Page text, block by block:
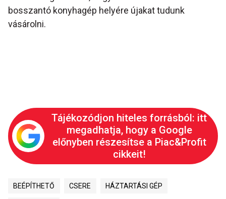
bosszantó konyhagép helyére újakat tudunk
vásárolni.
Tájékozódjon hiteles forrásból: itt
megadhatja, hogy a Google
előnyben részesítse a Piac&Profit
cikkeit!
BEÉPÍTHETŐ CSERE HÁZTARTÁSI GÉP